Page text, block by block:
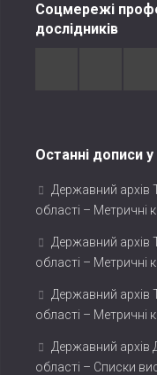
Соцмережі
дослідників
Останні дописи у
Державний архів
області – Метричні
Державний архів
області – Метричні
Державний архів
області – Метричні
Державний архів
області – Списки